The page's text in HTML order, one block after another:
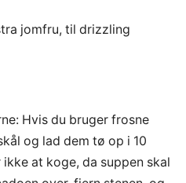
jomfru, til drizzling
Hvis du bruger frosne
og lad dem tø op i 10
at koge, da suppen skal